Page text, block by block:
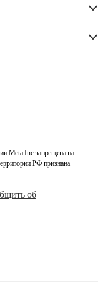
Meta Inc запрещена на
РФ признана
об